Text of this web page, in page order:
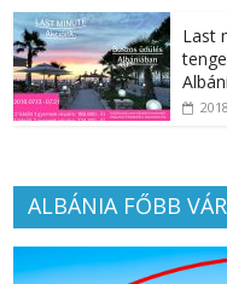
Last
ALBÁNIA FŐBB